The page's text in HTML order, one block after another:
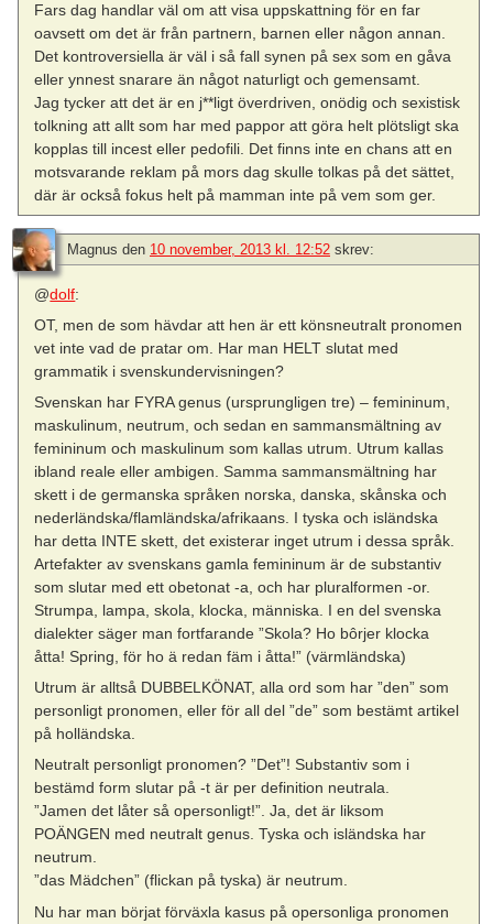
Fars dag handlar väl om att visa uppskattning för en far
oavsett om det är från partnern, barnen eller någon annan.
Det kontroversiella är väl i så fall synen på sex som en gåva
eller ynnest snarare än något naturligt och gemensamt.
Jag tycker att det är en j**ligt överdriven, onödig och sexistisk
tolkning att allt som har med pappor att göra helt plötsligt ska
kopplas till incest eller pedofili. Det finns inte en chans att en
motsvarande reklam på mors dag skulle tolkas på det sättet,
där är också fokus helt på mamman inte på vem som ger.
Magnus den 10 november, 2013 kl. 12:52 skrev:
@dolf:
OT, men de som hävdar att hen är ett könsneutralt pronomen
vet inte vad de pratar om. Har man HELT slutat med
grammatik i svenskundervisningen?
Svenskan har FYRA genus (ursprungligen tre) – femininum,
maskulinum, neutrum, och sedan en sammansmältning av
femininum och maskulinum som kallas utrum. Utrum kallas
ibland reale eller ambigen. Samma sammansmältning har
skett i de germanska språken norska, danska, skånska och
nederländska/flamländska/afrikaans. I tyska och isländska
har detta INTE skett, det existerar inget utrum i dessa språk.
Artefakter av svenskans gamla femininum är de substantiv
som slutar med ett obetonat -a, och har pluralformen -or.
Strumpa, lampa, skola, klocka, människa. I en del svenska
dialekter säger man fortfarande ”Skola? Ho bôrjer klocka
åtta! Spring, för ho ä redan fäm i åtta!” (värmländska)
Utrum är alltså DUBBELKÖNAT, alla ord som har ”den” som
personligt pronomen, eller för all del ”de” som bestämt artikel
på holländska.
Neutralt personligt pronomen? ”Det”! Substantiv som i
bestämd form slutar på -t är per definition neutrala.
”Jamen det låter så opersonligt!”. Ja, det är liksom
POÄNGEN med neutralt genus. Tyska och isländska har
neutrum.
”das Mädchen” (flickan på tyska) är neutrum.
Nu har man börjat förväxla kasus på opersonliga pronomen